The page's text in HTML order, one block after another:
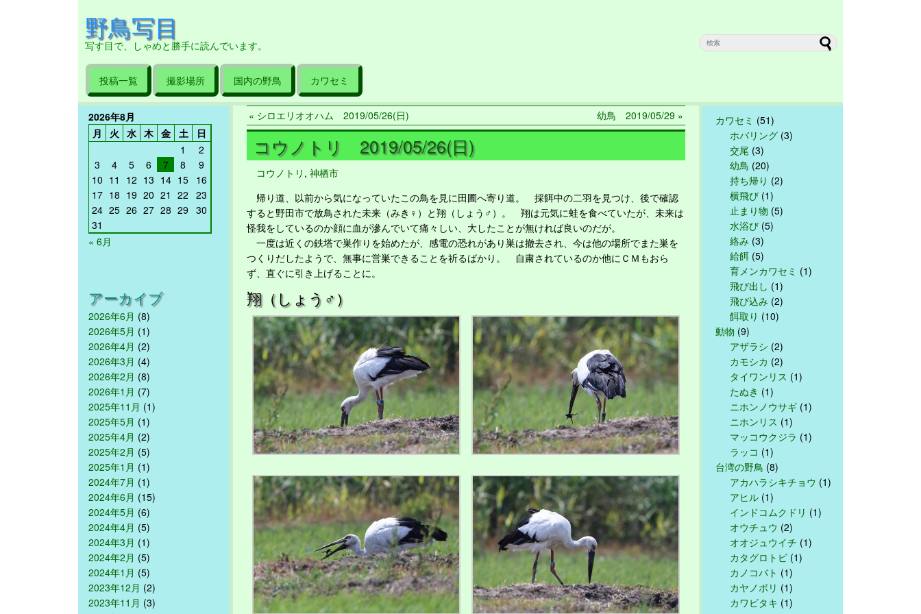
野鳥写目
写す目で、しゃめと勝手に読んでいます。
投稿一覧 撮影場所 国内の野鳥 カワセミ
2026年8月
月
火 水 木 金 土
日
1
2
3
4 5 6 7 8
9
10 11 12 13 14 15 16
17 18 19 20 21 22 23
24 25 26 27 28 29 30
31
« 6月
アーカイブ
2026年6月 (8)
2026年5月 (1)
2026年4月 (2)
2026年3月 (4)
2026年2月 (8)
2026年1月 (7)
2025年11月 (1)
2025年5月 (1)
2025年4月 (2)
2025年2月 (5)
2025年1月 (1)
2024年7月 (1)
2024年6月 (15)
2024年5月 (6)
2024年4月 (5)
2024年3月 (1)
2024年2月 (5)
2024年1月 (5)
2023年12月 (2)
2023年11月 (3)
« シロエリオオハム 2019/05/26(日) 幼鳥 2019/05/29 »
コウノトリ 2019/05/26(日)
コウノトリ , 神栖市
帰り道、以前から気になっていたこの鳥を見に田圃へ寄り道。 採餌中の二羽を見つけ、後で確認
すると野田市で放鳥された未来（みき♀）と翔（しょう♂）。 翔は元気に蛙を食べていたが、未来は
怪我をしているのか顔に血が滲んでいて痛々しい、大したことが無ければ良いのだが。
一度は近くの鉄塔で巣作りを始めたが、感電の恐れがあり巣は撤去され、今は他の場所でまた巣を
つくりだしたようで、無事に営巣できることを祈るばかり。 自粛されているのか他にＣＭもおら
ず、直ぐに引き上げることに。
翔（しょう♂）
カワセミ (51)
ホバリング (3)
交尾 (3)
幼鳥 (20)
持ち帰り (2)
横飛び (1)
止まり物 (5)
水浴び (5)
絡み (3)
給餌 (5)
育メンカワセミ (1)
飛び出し (1)
飛び込み (2)
餌取り (10)
動物 (9)
アザラシ (2)
カモシカ (2)
タイワンリス (1)
たぬき (1)
ニホンノウサギ (1)
ニホンリス (1)
マッコウクジラ (1)
ラッコ (1)
台湾の野鳥 (8)
アカハラシキチョウ (1)
アヒル (1)
インドコムクドリ (1)
オウチュウ (2)
オオジュウイチ (1)
カタグロトビ (1)
カノコバト (1)
カヤノボリ (1)
カワビタキ (1)